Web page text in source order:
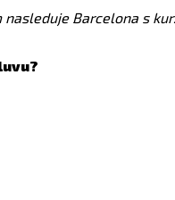
Barcelona s